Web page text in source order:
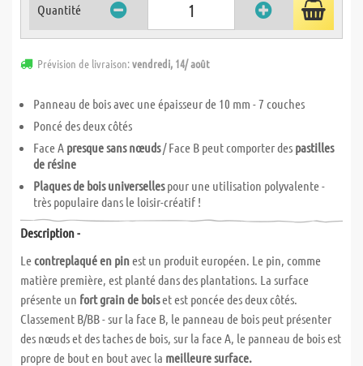
Quantité
Prévision de livraison:vendredi, 14/ août
Panneau de bois avec une épaisseur de 10 mm - 7 couches
Poncé des deux côtés
Face A presque sans nœuds/ Face B peut comporter des pastilles
de résine
Plaques de bois universellespour une utilisation polyvalente -
très populaire dans le loisir-créatif !
Description -
Lecontreplaqué en pinest un produit européen. Le pin, comme
matière première, est planté dans des plantations. La surface
présente un fort grain de boiset est poncée des deux côtés.
Classement B/BB - sur la face B, le panneau de bois peut présenter
des nœuds et des taches de bois, sur la face A, le panneau de bois est
propre de bout en bout avec la meilleure surface.